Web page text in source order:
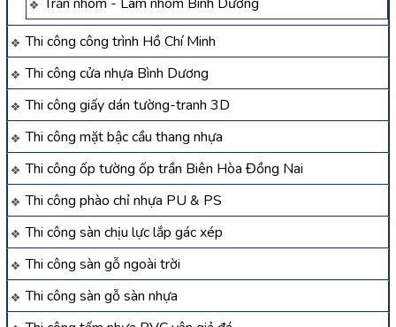
Thi công công trình Hồ Chí Minh
Thi công cửa nhựa Bình Dương
Thi công giấy dán tường-tranh 3D
Thi công mặt bậc cầu thang nhựa
Thi công ốp tường ốp trần Biên Hòa Đồng Nai
Thi công phào chỉ nhựa PU & PS
Thi công sàn chịu lực lắp gác xép
Thi công sàn gỗ ngoài trời
Thi công sàn gỗ sàn nhựa